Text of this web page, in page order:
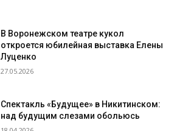
В Воронежском театре кукол
откроется юбилейная выставка Елены
Луценко
27.05.2026
Спектакль «Будущее» в Никитинском:
над будущим слезами обольюсь